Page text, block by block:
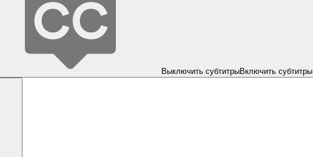
Выключить субтитрыВключить субтитры